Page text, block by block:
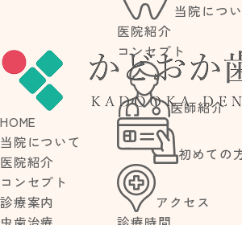
当院につ
医院紹介
コンセプト
医師紹介
初めての
アクセス
HOME
当院について
医院紹介
コンセプト
診療案内
ブログ